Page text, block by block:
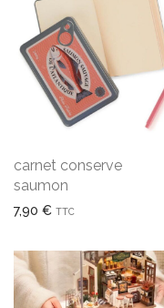
carnet conserve
saumon
7,90 € TTC